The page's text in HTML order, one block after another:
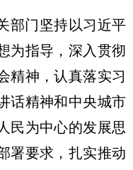
部门坚持以习近平
为指导，深入贯彻
精神，认真落实习
话精神和中央城市
民为中心的发展思
署要求，扎实推动